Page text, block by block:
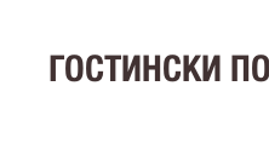
ГОСТИНСКИ